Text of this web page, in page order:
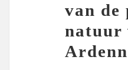
van de
natuur